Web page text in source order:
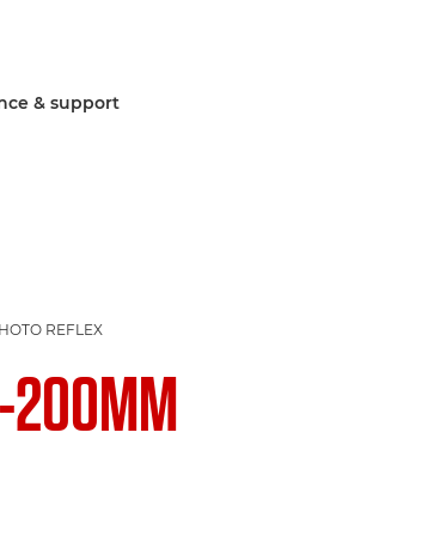
& support
REFLEX
200MM